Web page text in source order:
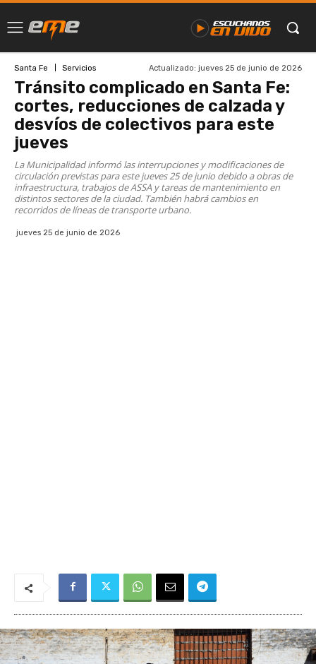
Santa Fe Servicios Actualizado: jueves 25 de junio de 2026
Tránsito complicado en Santa Fe:
cortes, reducciones de calzada y
desvíos de colectivos para este
jueves
La Municipalidad informó las interrupciones y modificaciones de
circulación previstas para este jueves 25 de junio debido a obras de
infraestructura, trabajos de ASSA y tareas de mantenimiento en
distintos sectores de la ciudad. También habrá cambios en
recorridos de líneas de transporte urbano.
jueves 25 de junio de 2026